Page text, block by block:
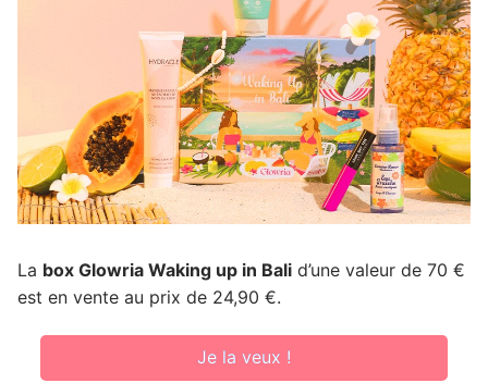
La box Glowria Waking up in Bali d’une valeur de 70 €
est en vente au prix de 24,90 €.
Je la veux !